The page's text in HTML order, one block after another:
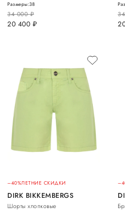
34 000руб.
20 400 руб.
Размеры:38
–40%ЛЕТНИЕ СКИДКИ
DIRK BIKKEMBERGS
Шорты хлопковые